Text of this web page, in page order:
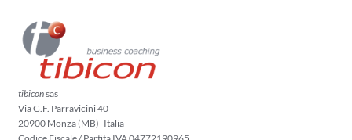
tibiconsas
Via G.F. Parravicini 40
20900 Monza (MB) -Italia